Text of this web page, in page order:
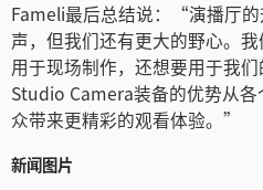
Fameli最后总结说：“演播厅
声，但我们还有更大的野心。
用于现场制作，还想要用于我
Studio Camera装备的优势从
众带来更精彩的观看体验。”
新闻图片